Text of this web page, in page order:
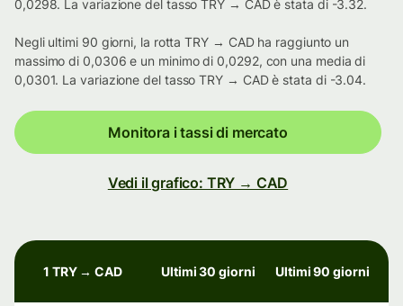
0,0298. La variazione del tasso TRY → CAD è stata di -3.32.
Negli ultimi 90 giorni, la rotta TRY → CAD ha raggiunto un
massimo di 0,0306 e un minimo di 0,0292, con una media di
0,0301. La variazione del tasso TRY → CAD è stata di -3.04.
Monitora i tassi di mercato
Vedi il grafico: TRY → CAD
1 TRY → CAD Ultimi 30 giorni Ultimi 90 giorni